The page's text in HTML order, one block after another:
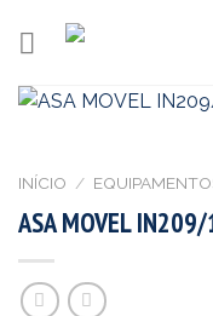
INÍCIO /
ASA MOVEL